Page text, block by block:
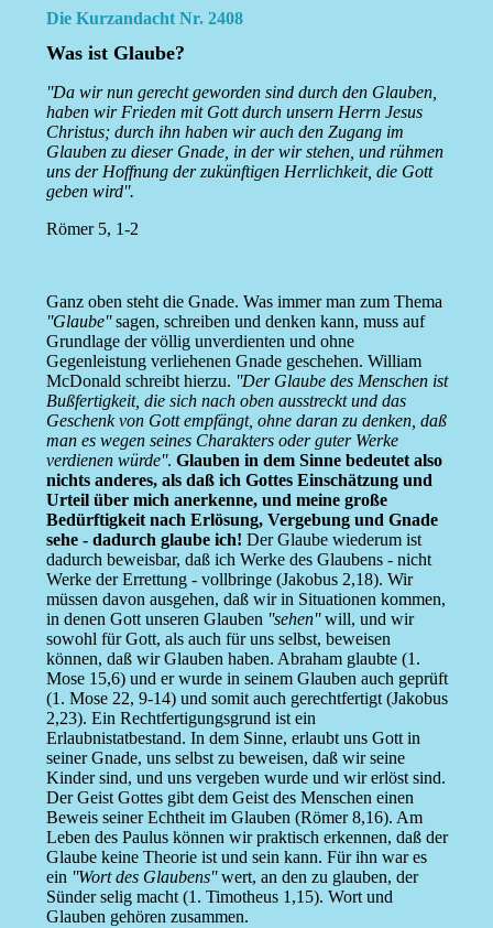
Die Kurzandacht Nr. 2408
Was ist Glaube?
''Da wir nun gerecht geworden sind durch den Glauben,
haben wir Frieden mit Gott durch unsern Herrn Jesus
Christus; durch ihn haben wir auch den Zugang im
Glauben zu dieser Gnade, in der wir stehen, und rühmen
uns der Hoffnung der zukünftigen Herrlichkeit, die Gott
geben wird''.
Römer 5, 1-2
Ganz oben steht die Gnade. Was immer man zum Thema
''Glaube''sagen, schreiben und denken kann, muss auf
Grundlage der völlig unverdienten und ohne
Gegenleistung verliehenen Gnade geschehen. William
McDonald schreibt hierzu. ''Der Glaube des Menschen ist
Bußfertigkeit, die sich nach oben ausstreckt und das
Geschenk von Gott empfängt, ohne daran zu denken, daß
man es wegen seines Charakters oder guter Werke
verdienen würde''. Glauben in dem Sinne bedeutet also
nichts anderes, als daß ich Gottes Einschätzung und
Urteil über mich anerkenne, und meine große
Bedürftigkeit nach Erlösung, Vergebung und Gnade
sehe - dadurch glaube ich! Der Glaube wiederum ist
dadurch beweisbar, daß ich Werke des Glaubens - nicht
Werke der Errettung - vollbringe (Jakobus 2,18). Wir
müssen davon ausgehen, daß wir in Situationen kommen,
in denen Gott unseren Glauben ''sehen''will, und wir
sowohl für Gott, als auch für uns selbst, beweisen
können, daß wir Glauben haben. Abraham glaubte (1.
Mose 15,6) und er wurde in seinem Glauben auch geprüft
(1. Mose 22, 9-14) und somit auch gerechtfertigt (Jakobus
2,23). Ein Rechtfertigungsgrund ist ein
Erlaubnistatbestand. In dem Sinne, erlaubt uns Gott in
seiner Gnade, uns selbst zu beweisen, daß wir seine
Kinder sind, und uns vergeben wurde und wir erlöst sind.
Der Geist Gottes gibt dem Geist des Menschen einen
Beweis seiner Echtheit im Glauben (Römer 8,16). Am
Leben des Paulus können wir praktisch erkennen, daß der
Glaube keine Theorie ist und sein kann. Für ihn war es
ein ''Wort des Glaubens''wert, an den zu glauben, der
Sünder selig macht (1. Timotheus 1,15). Wort und
Glauben gehören zusammen.